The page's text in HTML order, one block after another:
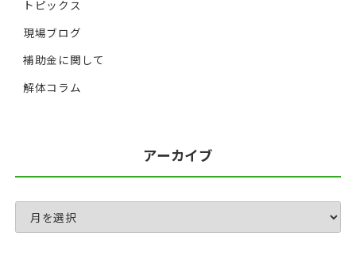
トピックス
現場ブログ
補助金に関して
解体コラム
アーカイブ